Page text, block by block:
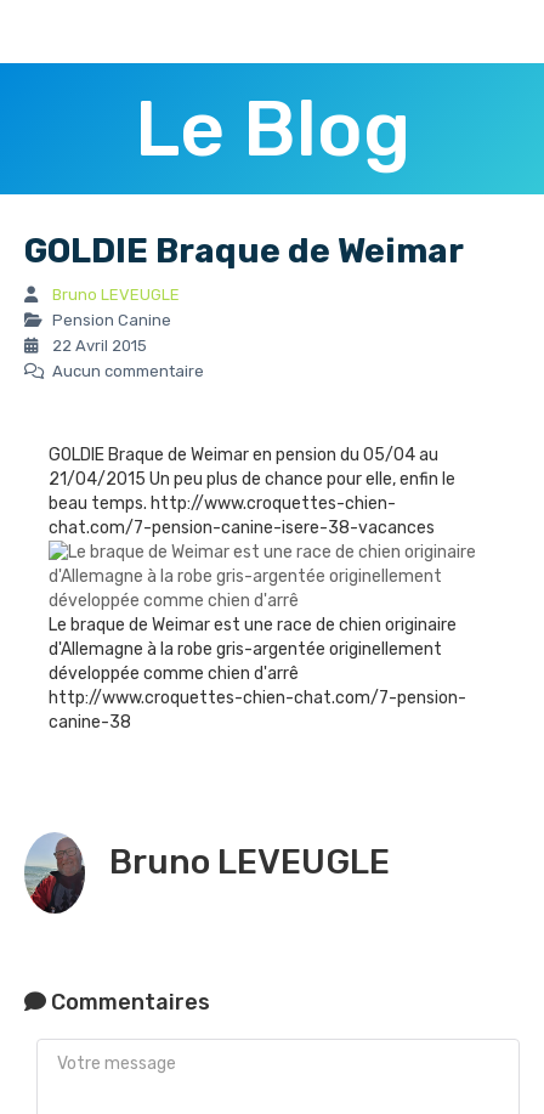
Le Blog
GOLDIE Braque de Weimar
Bruno LEVEUGLE
Pension Canine
22 Avril 2015
Aucun commentaire
GOLDIE Braque de Weimar en pension du 05/04 au
21/04/2015 Un peu plus de chance pour elle, enfin le
beau temps. http://www.croquettes-chien-
chat.com/7-pension-canine-isere-38-vacances
Le braque de Weimar est une race de chien originaire
d'Allemagne à la robe gris-argentée originellement
développée comme chien d'arrê
http://www.croquettes-chien-chat.com/7-pension-
canine-38
Bruno LEVEUGLE
Commentaires